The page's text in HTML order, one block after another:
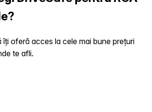
oferă acces la cele mai bune prețuri
te afli.